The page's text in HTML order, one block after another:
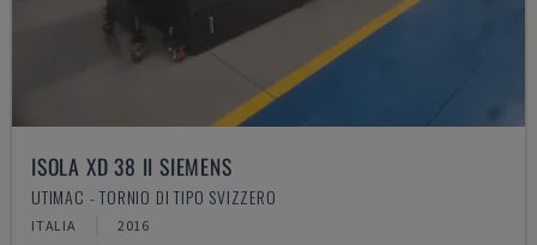
ISOLA XD 38 II SIEMENS
UTIMAC - TORNIO DI TIPO SVIZZERO
ITALIA 2016